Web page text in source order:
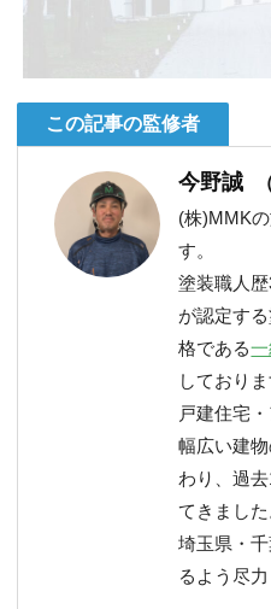
この記事の監修者
今野誠
(株)MMK
す。
塗装職人歴
が認定す
格である
しておりま
戸建住宅
幅広い建
わり、過
てきました
埼玉県・
るよう尽力